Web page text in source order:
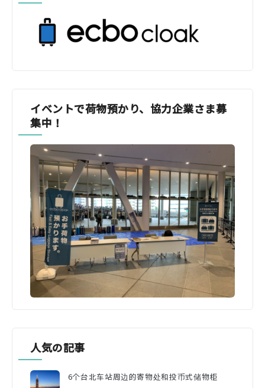
イベントで荷物預かり、協力企業さま募
集中！
人気の記事
6个台北车站周边的寄物处和投币式储物柜